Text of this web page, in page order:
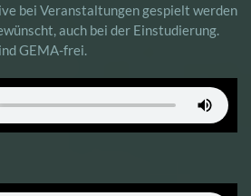
bei Veranstaltungen gespielt werden
auch bei der Einstudierung.
GEMA-frei.